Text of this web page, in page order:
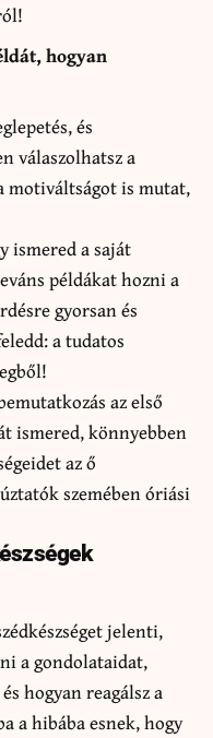
hogyan
és
válaszolhatsz a
motiváltságot is mutat,
ismered a saját
példákat hozni a
gyorsan és
a tudatos
az első
ismered, könnyebben
az ő
szemében óriási
jelenti,
a gondolataidat,
hogyan reagálsz a
a hibába esnek, hogy